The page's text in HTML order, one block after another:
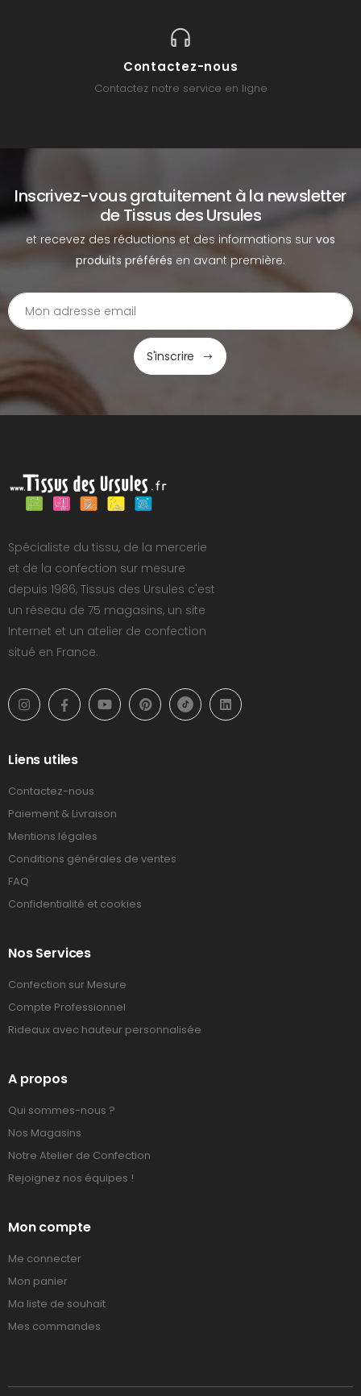
Contactez-nous
Contactez notre service en ligne
Inscrivez-vous gratuitement à la newsletter
de Tissus des Ursules
et recevez des réductions et des informations sur vos
produits préférés en avant première.
S'inscrire
Spécialiste du tissu, de la mercerie
et de la confection sur mesure
depuis 1986, Tissus des Ursules c'est
un réseau de 75 magasins, un site
Internet et un atelier de confection
situé en France.
Liens utiles
Contactez-nous
Paiement & Livraison
Mentions légales
Conditions générales de ventes
FAQ
Confidentialité et cookies
Nos Services
Confection sur Mesure
Compte Professionnel
Rideaux avec hauteur personnalisée
A propos
Qui sommes-nous ?
Nos Magasins
Notre Atelier de Confection
Rejoignez nos équipes !
Mon compte
Me connecter
Mon panier
Ma liste de souhait
Mes commandes